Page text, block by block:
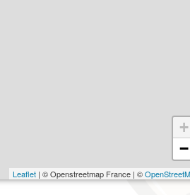
+
−
Leaflet| © Openstreetmap France | ©